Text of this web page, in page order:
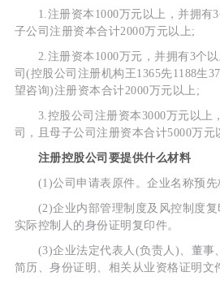
1.注册资本1000万元以上，并拥有3
子公司注册资本合计2000万元以上;
2.注册资本1000万元，并拥有3个以
司(控股公司注册机构王1365先1188生
望咨询)注册资本合计2000万元以上;
3.控股公司注册资本3000万元以上
司，且母子公司注册资本合计5000万元
注册控股公司要提供什么材料
(1)公司申请表原件。企业名称预先
(2)企业内部管理制度及风控制度复
实际控制人的身份证明复印件。
(3)企业法定代表人(负责人)、董事
简历、身份证明、相关从业资格证明文